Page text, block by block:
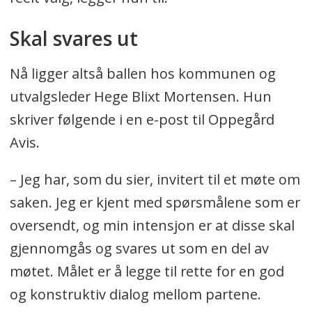
Skal svares ut
Nå ligger altså ballen hos kommunen og
utvalgsleder Hege Blixt Mortensen. Hun
skriver følgende i en e-post til Oppegård
Avis.
– Jeg har, som du sier, invitert til et møte om
saken. Jeg er kjent med spørsmålene som er
oversendt, og min intensjon er at disse skal
gjennomgås og svares ut som en del av
møtet. Målet er å legge til rette for en god
og konstruktiv dialog mellom partene.